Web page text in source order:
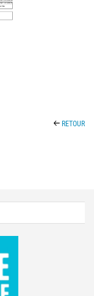
RETOUR